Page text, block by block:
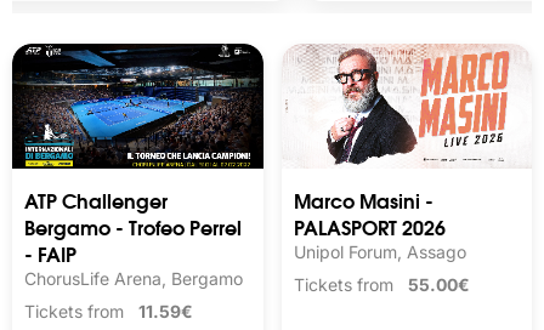
ATP Challenger
Bergamo - Trofeo Perrel
- FAIP
ChorusLife Arena, Bergamo
Tickets from 11.59€
Marco Masini -
PALASPORT 2026
Unipol Forum, Assago
Tickets from 55.00€